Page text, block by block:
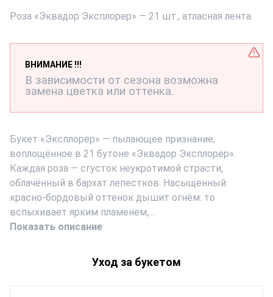
Роза «Эквадор Эксплорер» — 21 шт., атласная лента.
ВНИМАНИЕ !!!
В зависимости от сезона возможна
замена цветка или оттенка.
Букет «Эксплорер» — пылающее признание,
воплощённое в 21 бутоне «Эквадор Эксплорер».
Каждая роза — сгусток неукротимой страсти,
облачённый в бархат лепестков. Насыщенный
красно‑бордовый оттенок дышит огнём: то
вспыхивает ярким пламенем,...
Показать описание
Уход за букетом